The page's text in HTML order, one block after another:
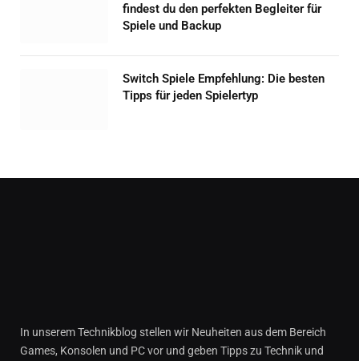
findest du den perfekten Begleiter für
Spiele und Backup
Switch Spiele Empfehlung: Die besten
Tipps für jeden Spielertyp
In unserem Technikblog stellen wir Neuheiten aus dem Bereich
Games, Konsolen und PC vor und geben Tipps zu Technik und